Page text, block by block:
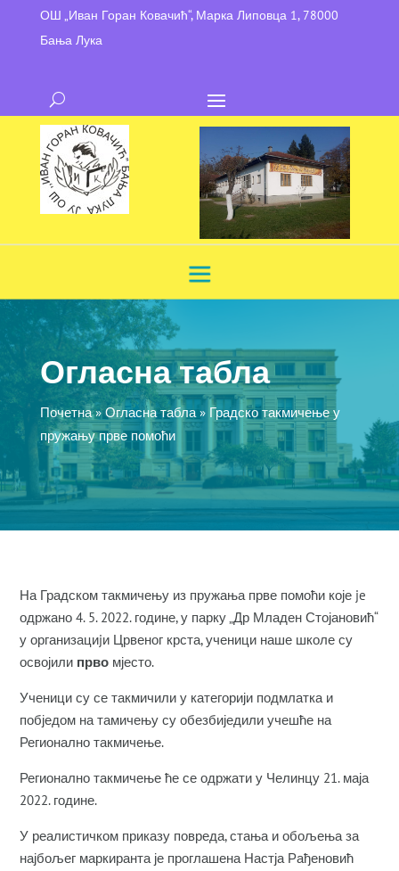
ОШ „Иван Горан Ковачић“, Марка Липовца 1, 78000
Бања Лука
Огласна табла
Почетна»Огласна табла» Градско такмичење у
пружању прве помоћи
На Градском такмичењу из пружања прве помоћи које je
одржано 4. 5. 2022. године, у парку „Др Младен Стојановић“
у организациjи Црвеног крста, ученици наше школе су
освојили прво мјесто.
Ученици су се такмичили у категорији подмлатка и
побједом на тамичењу су обезбиједили учешће на
Регионално такмичење.
Регионално такмичење ће се одржати у Челинцу 21. маја
2022. године.
У реалистичком приказу повреда, стања и обољења за
најбољег маркиранта је проглашена Настја Рађеновић